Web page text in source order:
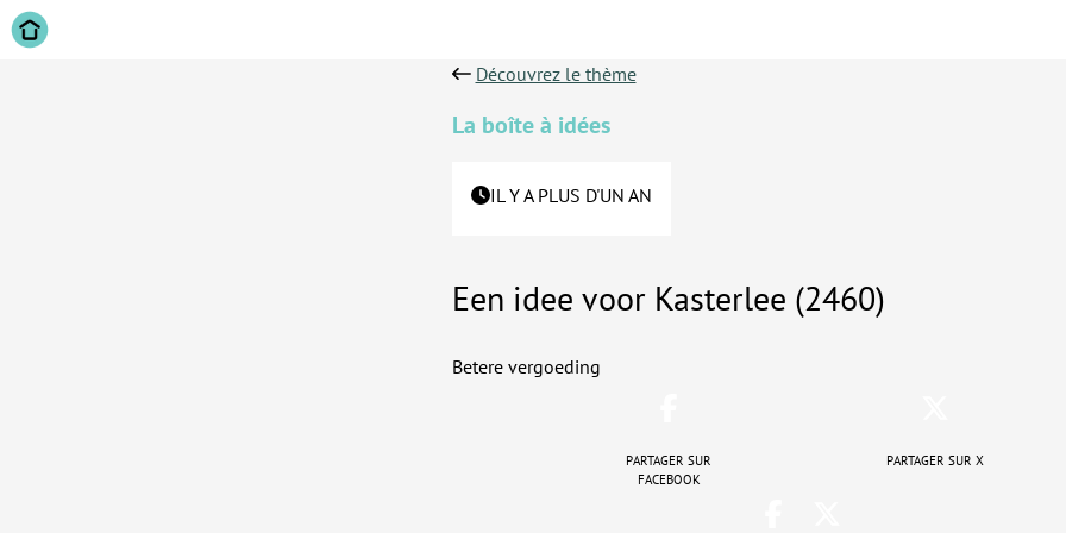
Découvrez le thème
La boîte à idées
IL Y A PLUS D'UN AN
Een idee voor Kasterlee (2460)
Betere vergoeding
Partager sur
Facebook
Partager sur X